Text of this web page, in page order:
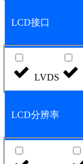
LCD接口
LVDS
LCD分辨率